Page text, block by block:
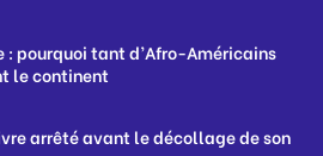
: pourquoi tant d’Afro-Américains
le continent
arrêté avant le décollage de son